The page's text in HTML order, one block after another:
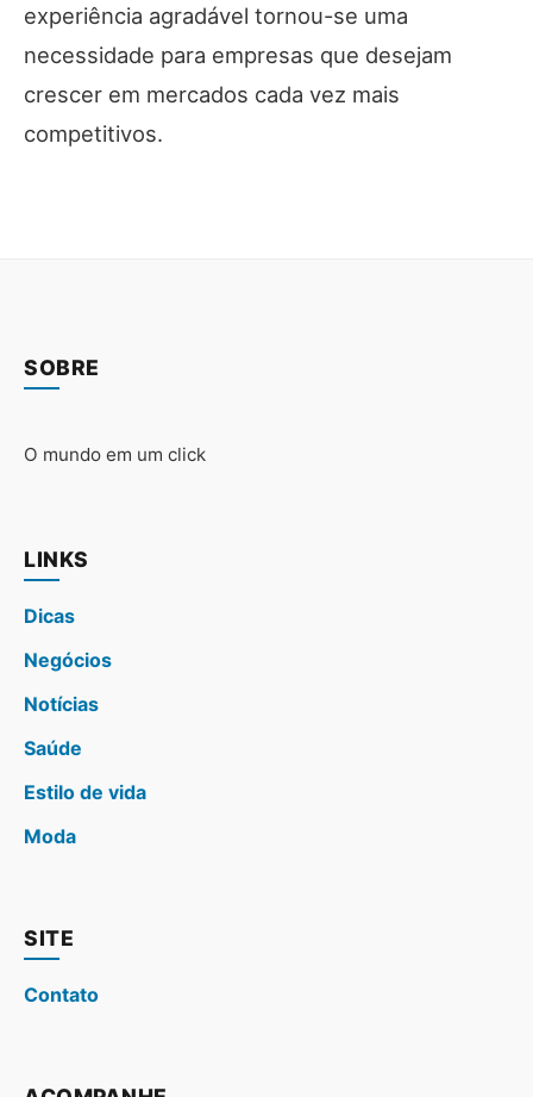
experiência agradável tornou-se uma
necessidade para empresas que desejam
crescer em mercados cada vez mais
competitivos.
SOBRE
O mundo em um click
LINKS
Dicas
Negócios
Notícias
Saúde
Estilo de vida
Moda
SITE
Contato